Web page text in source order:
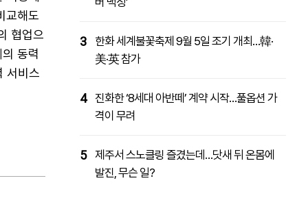
교해도
협업으
동력
서비스
3
한화 세계불꽃축제 9월 5일 조기 개최…韓·
美·英 참가
4 진화한 ‘8세대 아반떼’ 계약 시작…풀옵션 가
격이 무려
5 제주서 스노클링 즐겼는데…닷새 뒤 온몸에
발진, 무슨 일?